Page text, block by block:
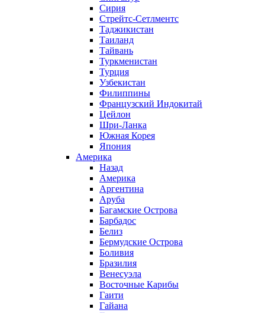
Сирия
Стрейтс-Сетлментс
Таджикистан
Таиланд
Тайвань
Туркменистан
Турция
Узбекистан
Филиппины
Французский Индокитай
Цейлон
Шри-Ланка
Южная Корея
Япония
Америка
Назад
Америка
Аргентина
Аруба
Багамские Острова
Барбадос
Белиз
Бермудские Острова
Боливия
Бразилия
Венесуэла
Восточные Карибы
Гаити
Гайана